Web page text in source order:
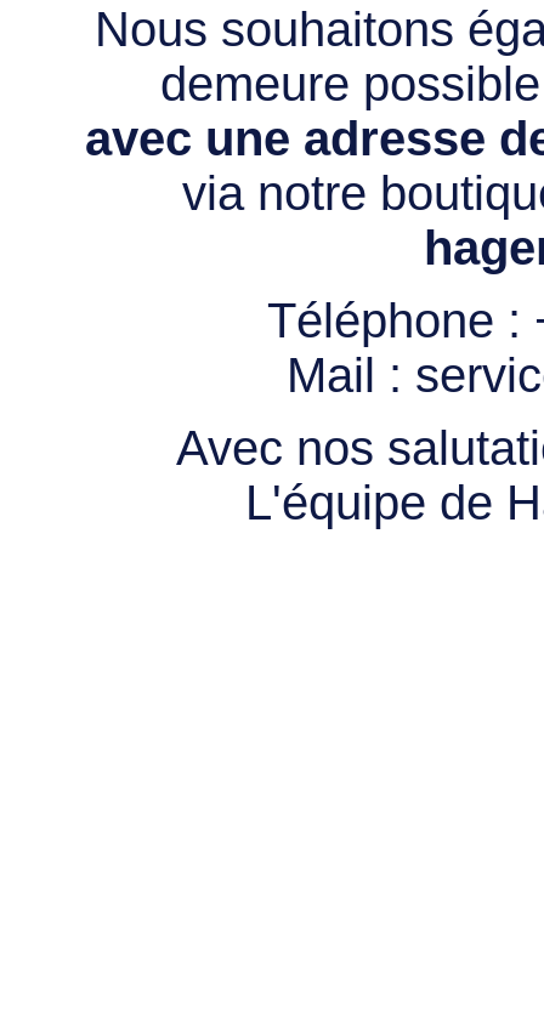
Nous souhaitons
demeure
avec une adresse
via notre
Téléphone :
Mail :
Avec nos
L'équipe de